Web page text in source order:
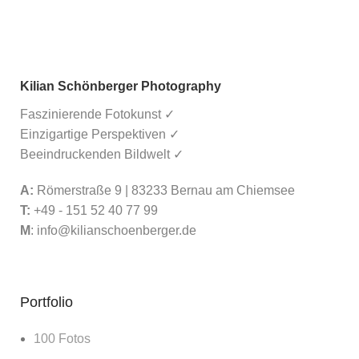
Kilian Schönberger Photography
Faszinierende Fotokunst ✓
Einzigartige Perspektiven ✓
Beeindruckenden Bildwelt ✓
A: Römerstraße 9 | 83233 Bernau am Chiemsee
T: +49 - 151 52 40 77 99
M: info@kilianschoenberger.de
Portfolio
100 Fotos